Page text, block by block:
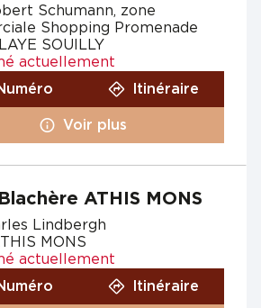
Schumann, zone
Shopping Promenade
SOUILLY
actuellement
Itinéraire
Voir plus
ATHIS MONS
Lindbergh
MONS
actuellement
Itinéraire